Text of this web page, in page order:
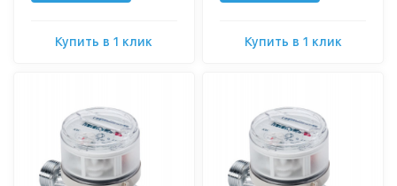
Купить в 1 клик Купить в 1 клик